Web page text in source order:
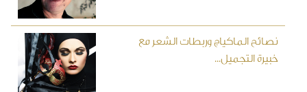
نصائح الماكياج وربطات الشعر مع
خبيرة التجميل...